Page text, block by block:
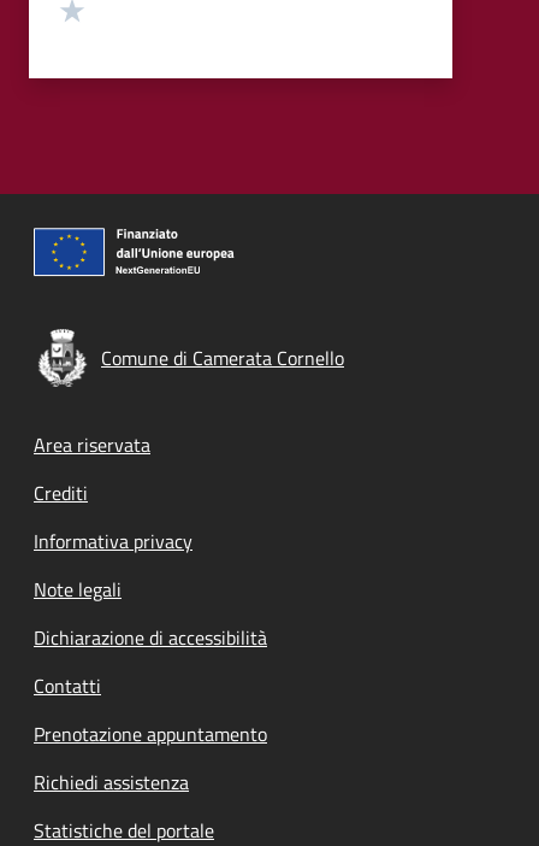
Comune di Camerata Cornello
Footer menu
Area riservata
Crediti
Informativa privacy
Note legali
Dichiarazione di accessibilità
Contatti
Prenotazione appuntamento
Richiedi assistenza
Statistiche del portale